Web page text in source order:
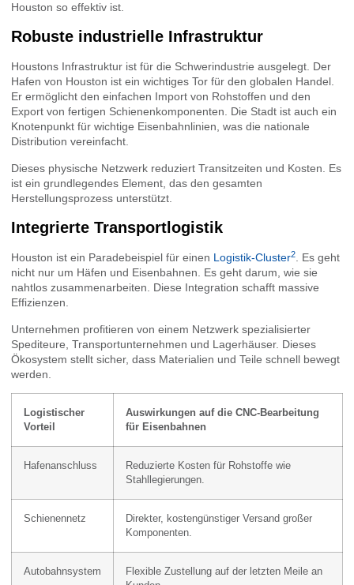
Houston so effektiv ist.
Robuste industrielle Infrastruktur
Houstons Infrastruktur ist für die Schwerindustrie ausgelegt. Der
Hafen von Houston ist ein wichtiges Tor für den globalen Handel.
Er ermöglicht den einfachen Import von Rohstoffen und den
Export von fertigen Schienenkomponenten. Die Stadt ist auch ein
Knotenpunkt für wichtige Eisenbahnlinien, was die nationale
Distribution vereinfacht.
Dieses physische Netzwerk reduziert Transitzeiten und Kosten. Es
ist ein grundlegendes Element, das den gesamten
Herstellungsprozess unterstützt.
Integrierte Transportlogistik
Houston ist ein Paradebeispiel für einen Logistik-Cluster2. Es geht
nicht nur um Häfen und Eisenbahnen. Es geht darum, wie sie
nahtlos zusammenarbeiten. Diese Integration schafft massive
Effizienzen.
Unternehmen profitieren von einem Netzwerk spezialisierter
Spediteure, Transportunternehmen und Lagerhäuser. Dieses
Ökosystem stellt sicher, dass Materialien und Teile schnell bewegt
werden.
Logistischer
Vorteil
Auswirkungen auf die CNC-Bearbeitung
für Eisenbahnen
Hafenanschluss
Reduzierte Kosten für Rohstoffe wie
Stahllegierungen.
Schienennetz
Direkter, kostengünstiger Versand großer
Komponenten.
Autobahnsystem
Flexible Zustellung auf der letzten Meile an